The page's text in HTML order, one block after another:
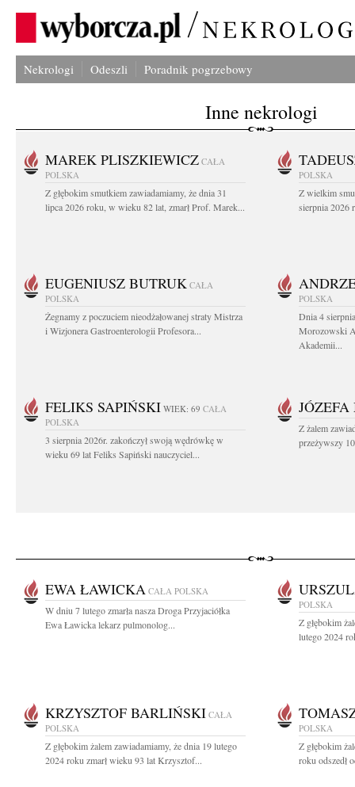
Nekrologi Odeszli Poradnik pogrzebowy
Inne nekrologi
MAREK PLISZKIEWICZ CAŁA
POLSKA
Z głębokim smutkiem zawiadamiamy, że dnia 31
lipca 2026 roku, w wieku 82 lat, zmarł Prof. Marek...
POLSKA
Z wielkim
sierpnia 2026
EUGENIUSZ BUTRUK CAŁA
POLSKA
Żegnamy z poczuciem nieodżałowanej straty Mistrza
i Wizjonera Gastroenterologii Profesora...
POLSKA
Dnia 4
Morozowski
Akademii...
FELIKS SAPIŃSKI WIEK: 69 CAŁA
POLSKA
3 sierpnia 2026r. zakończył swoją wędrówkę w
wieku 69 lat Feliks Sapiński nauczyciel...
Z żalem
przeżywszy
EWA ŁAWICKA CAŁA POLSKA
W dniu 7 lutego zmarła nasza Droga Przyjaciółka
Ewa Ławicka lekarz pulmonolog...
POLSKA
Z głębokim
lutego 2024
KRZYSZTOF BARLIŃSKI CAŁA
POLSKA
Z głębokim żalem zawiadamiamy, że dnia 19 lutego
2024 roku zmarł wieku 93 lat Krzysztof...
POLSKA
Z głębokim
roku odszedł